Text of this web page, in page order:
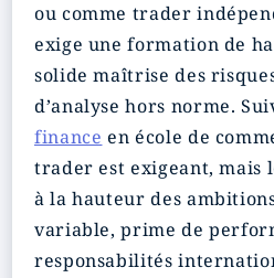
ou comme trader
exige une formation de
solide maîtrise des
d’analyse hors norme.
finance en école de
trader est exigeant, mais
à la hauteur des
variable, prime de
responsabilités